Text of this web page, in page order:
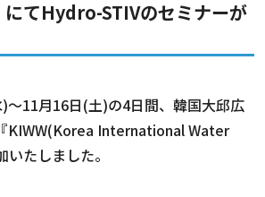
にてHydro-STIVのセミナーが
～11月16日(土)の4日間、韓国大邱広
KIWW(Korea International Water
たしました。